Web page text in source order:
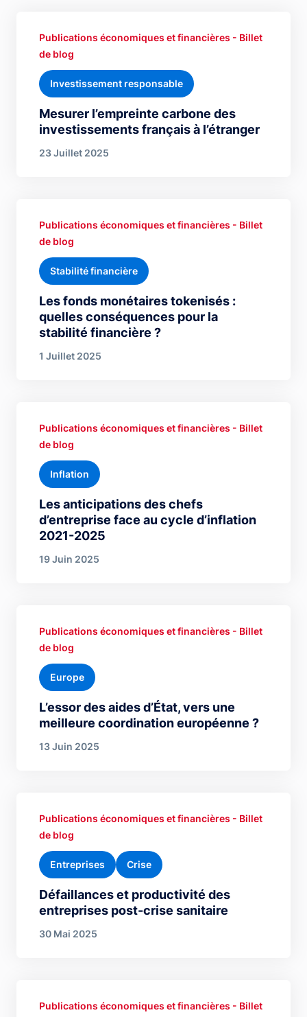
Mesurer l’empreinte carbone des
investissements français à l’étranger
Publications économiques et financières - Billet
de blog
Investissement responsable
23 Juillet 2025
Les fonds monétaires tokenisés :
quelles conséquences pour la
stabilité financière ?
Publications économiques et financières - Billet
de blog
Stabilité financière
1 Juillet 2025
Les anticipations des chefs
d’entreprise face au cycle d’inflation
2021-2025
Publications économiques et financières - Billet
de blog
Inflation
19 Juin 2025
L’essor des aides d’État, vers une
meilleure coordination européenne ?
Publications économiques et financières - Billet
de blog
Europe
13 Juin 2025
Défaillances et productivité des
entreprises post-crise sanitaire
Publications économiques et financières - Billet
de blog
Entreprises Crise
30 Mai 2025
Publications économiques et financières - Billet